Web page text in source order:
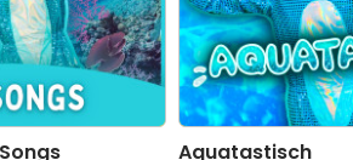
Aquatastisch